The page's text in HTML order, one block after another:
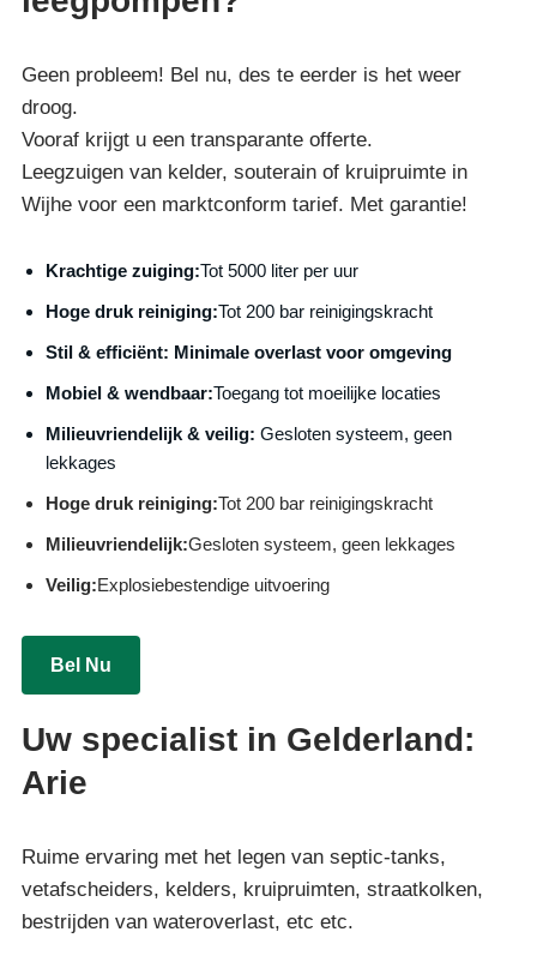
Geen probleem! Bel nu, des te eerder is het weer
droog.
Vooraf krijgt u een transparante offerte.
Leegzuigen van kelder, souterain of kruipruimte in
Wijhe voor een marktconform tarief. Met garantie!
Krachtige zuiging:Tot 5000 liter per uur
Hoge druk reiniging:Tot 200 bar reinigingskracht
Stil & efficiënt: Minimale overlast voor omgeving
Mobiel & wendbaar:Toegang tot moeilijke locaties
Milieuvriendelijk & veilig: Gesloten systeem, geen
lekkages
Hoge druk reiniging:Tot 200 bar reinigingskracht
Milieuvriendelijk:Gesloten systeem, geen lekkages
Veilig:Explosiebestendige uitvoering
Bel Nu
Uw specialist in Gelderland:
Arie
Ruime ervaring met het legen van septic-tanks,
vetafscheiders, kelders, kruipruimten, straatkolken,
bestrijden van wateroverlast, etc etc.